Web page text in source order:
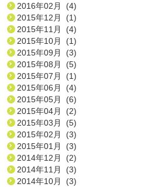
2016年02月 (4)
2015年12月 (1)
2015年11月 (4)
2015年10月 (1)
2015年09月 (3)
2015年08月 (5)
2015年07月 (1)
2015年06月 (4)
2015年05月 (6)
2015年04月 (2)
2015年03月 (5)
2015年02月 (3)
2015年01月 (3)
2014年12月 (2)
2014年11月 (3)
2014年10月 (3)